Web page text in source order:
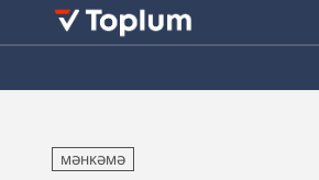
MƏHKƏMƏ